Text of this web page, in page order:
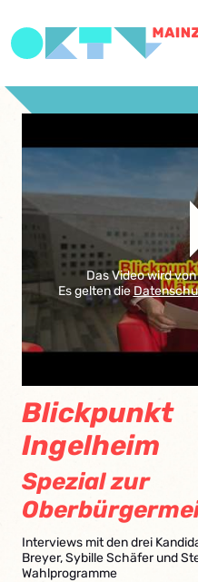
Das Video wird
Es gelten die
Blickpunkt
Ingelheim
Spezial zur
Interviews mit den drei
Breyer, Sybille Schäfer und
Wahlprogramme